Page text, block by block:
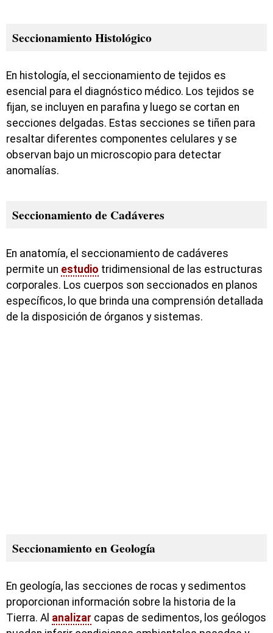
Seccionamiento Histológico
En histología, el seccionamiento de tejidos es
esencial para el diagnóstico médico. Los tejidos se
fijan, se incluyen en parafina y luego se cortan en
secciones delgadas. Estas secciones se tiñen para
resaltar diferentes componentes celulares y se
observan bajo un microscopio para detectar
anomalías.
Seccionamiento de Cadáveres
En anatomía, el seccionamiento de cadáveres
permite un estudio tridimensional de las estructuras
corporales. Los cuerpos son seccionados en planos
específicos, lo que brinda una comprensión detallada
de la disposición de órganos y sistemas.
Seccionamiento en Geología
En geología, las secciones de rocas y sedimentos
proporcionan información sobre la historia de la
Tierra. Al analizar capas de sedimentos, los geólogos